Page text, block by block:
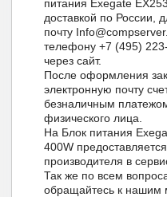
питания Exegate
доставкой по России,
почту
телефону +7 (495)
через сайт.
После оформления
электронную почту
безналичным
физического лица.
На Блок питания
400W
производителя в
Так же по всем
обращайтесь к нашим